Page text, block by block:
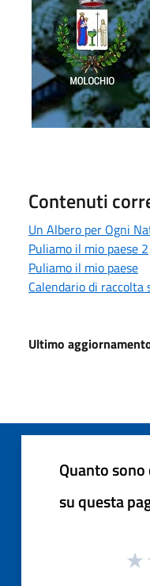
Contenuti
Un Albero per Ogni
Puliamo il mio paese 2
Puliamo il mio paese
Calendario di
Ultimo
Quanto
su questa